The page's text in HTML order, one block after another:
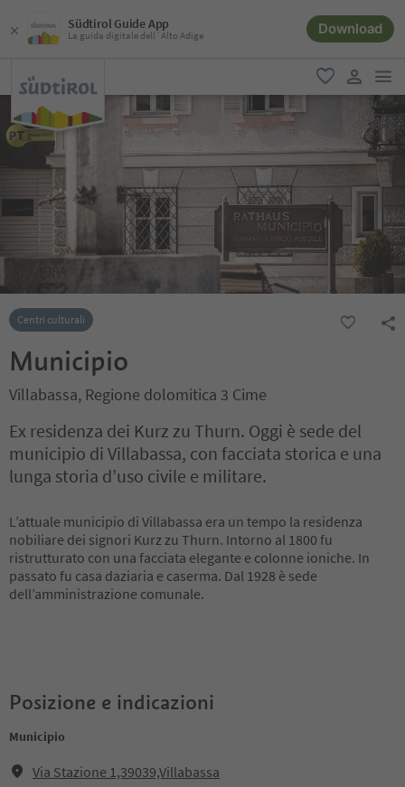
Südtirol Guide App
La guida digitale dell´Alto Adige Download
favoriti
user link
Centri culturali
Municipio
Villabassa, Regione dolomitica 3 Cime
Ex residenza dei Kurz zu Thurn. Oggi è sede del
municipio di Villabassa, con facciata storica e una
lunga storia d’uso civile e militare.
L’attuale municipio di Villabassa era un tempo la residenza
nobiliare dei signori Kurz zu Thurn. Intorno al 1800 fu
ristrutturato con una facciata elegante e colonne ioniche. In
passato fu casa daziaria e caserma. Dal 1928 è sede
dell’amministrazione comunale.
Posizione e indicazioni
Municipio
Via Stazione 1,39039,Villabassa